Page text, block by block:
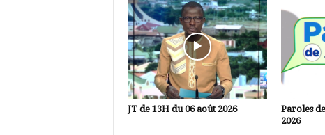
JT de 13H du 06 août 2026
Paroles
2026